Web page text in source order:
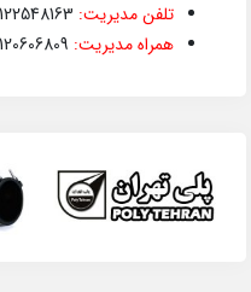
تلفن مدیریت:
همراه مدیریت: